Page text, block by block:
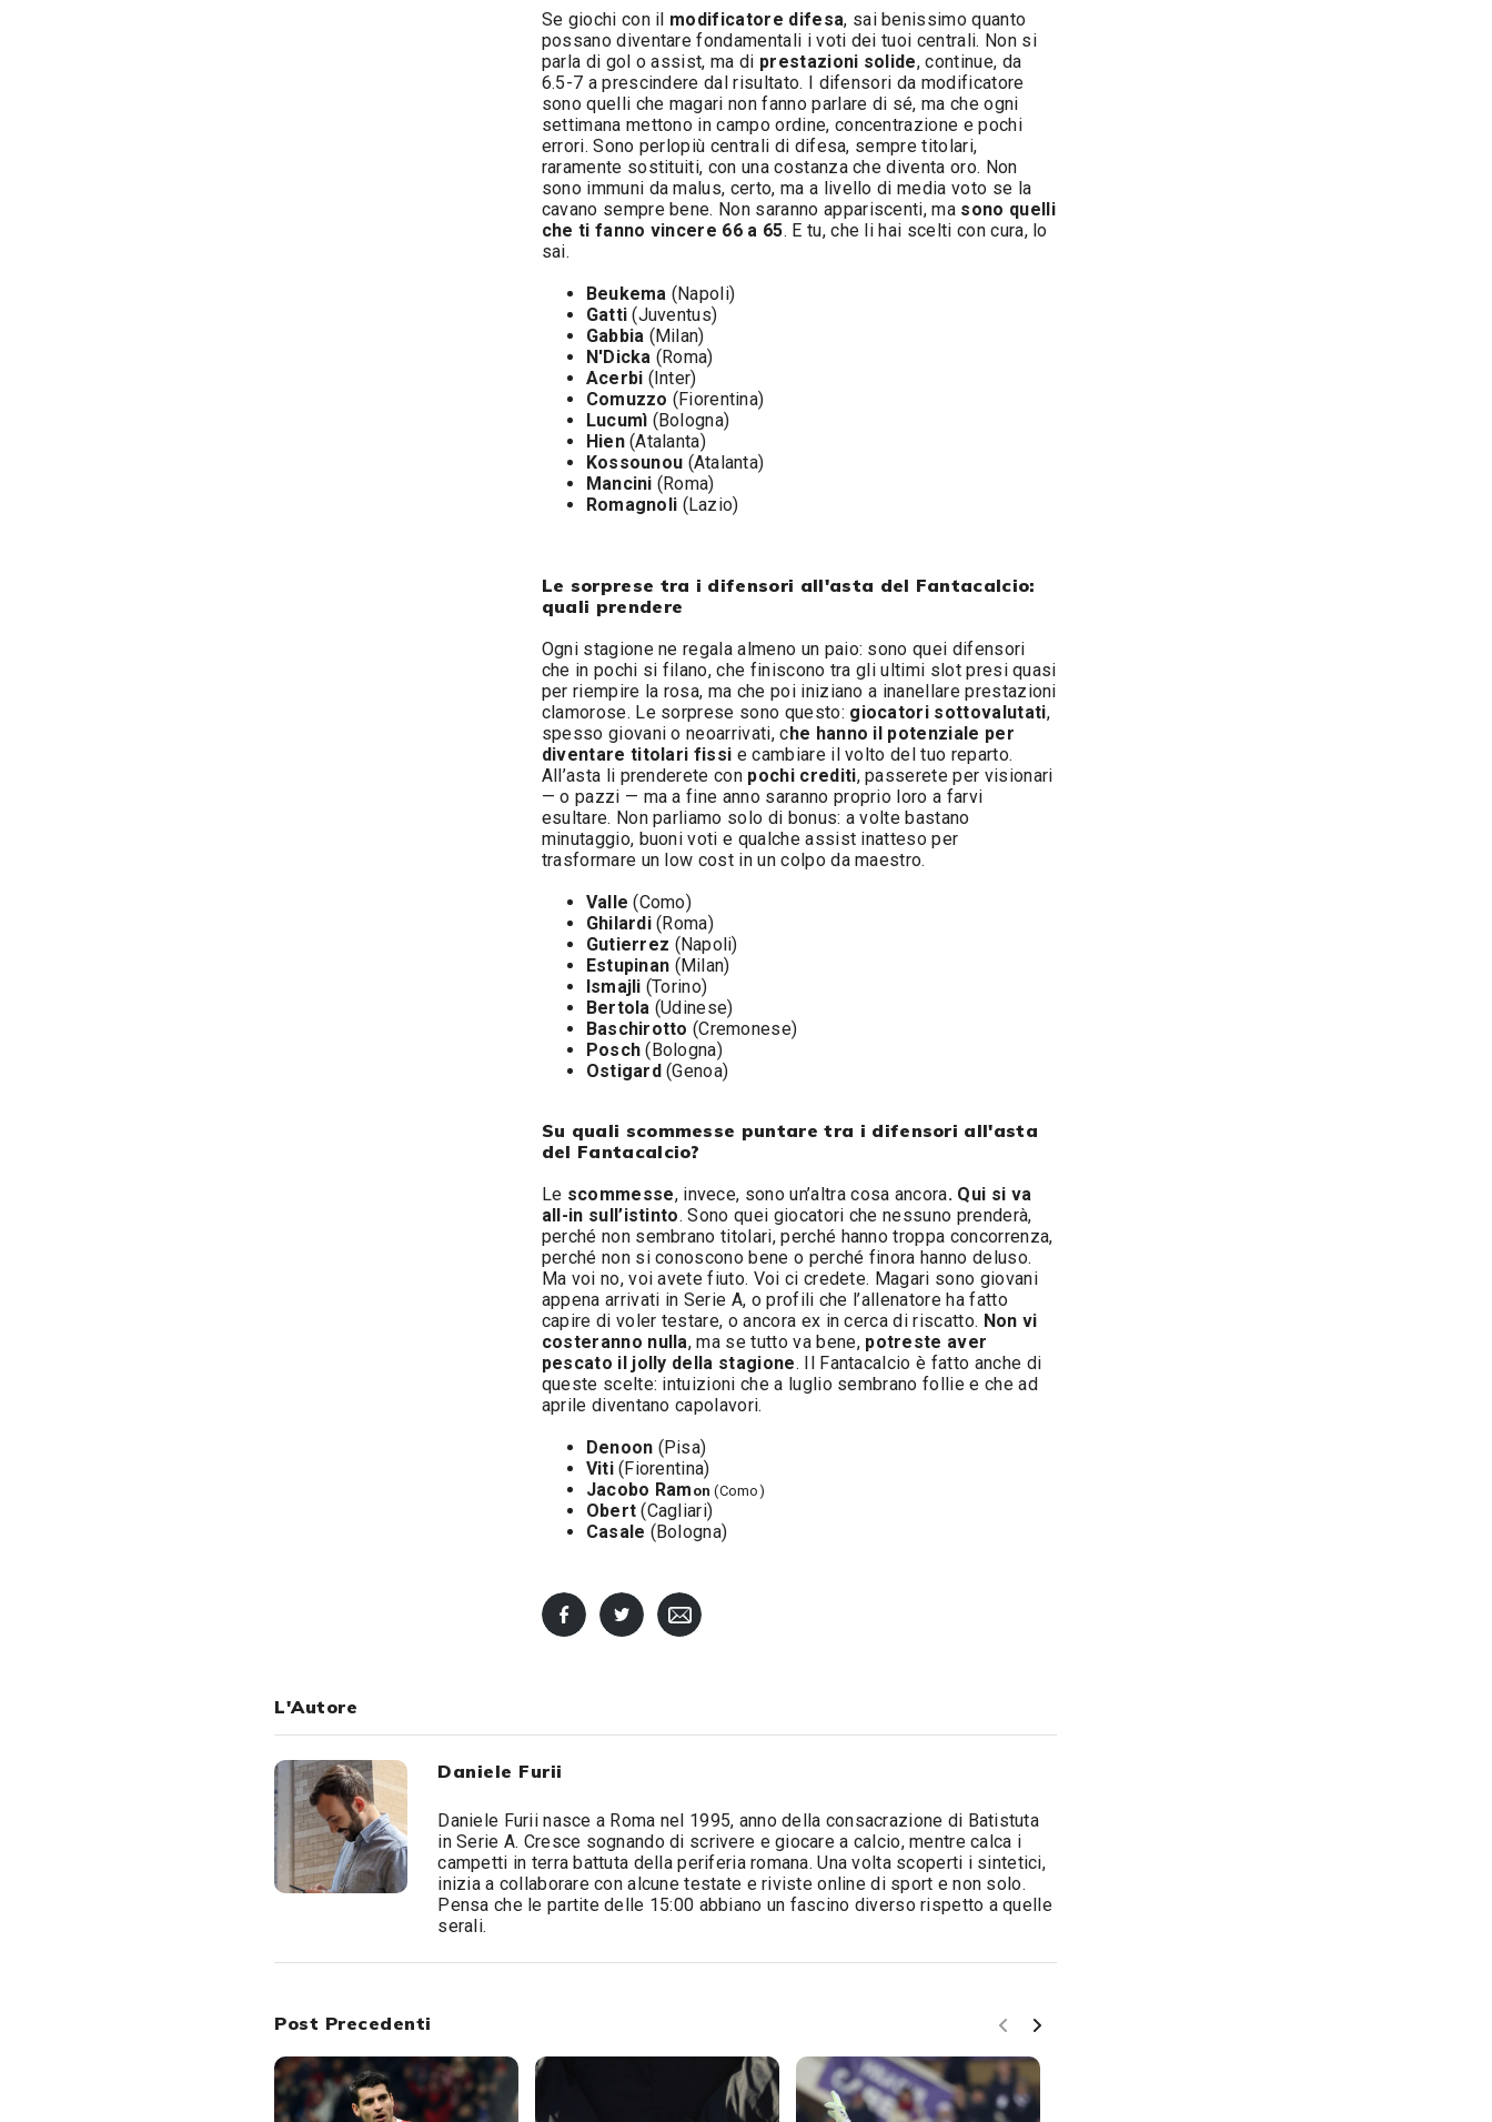
Se giochi con il modificatore difesa, sai benissimo quanto
possano diventare fondamentali i voti dei tuoi centrali. Non si
parla di gol o assist, ma di prestazioni solide, continue, da
6.5-7 a prescindere dal risultato. I difensori da modificatore
sono quelli che magari non fanno parlare di sé, ma che ogni
settimana mettono in campo ordine, concentrazione e pochi
errori. Sono perlopiù centrali di difesa, sempre titolari,
raramente sostituiti, con una costanza che diventa oro. Non
sono immuni da malus, certo, ma a livello di media voto se la
cavano sempre bene. Non saranno appariscenti, ma sono quelli
che ti fanno vincere 66 a 65. E tu, che li hai scelti con cura, lo
sai.
Beukema (Napoli)
Gatti(Juventus)
Gabbia (Milan)
N'Dicka (Roma)
Acerbi (Inter)
Comuzzo (Fiorentina)
Lucumì (Bologna)
Hien(Atalanta)
Kossounou (Atalanta)
Mancini (Roma)
Romagnoli (Lazio)
Le sorprese tra i difensori all'asta del Fantacalcio:
quali prendere
Ogni stagione ne regala almeno un paio: sono quei difensori
che in pochi si filano, che finiscono tra gli ultimi slot presi quasi
per riempire la rosa, ma che poi iniziano a inanellare prestazioni
clamorose. Le sorprese sono questo: giocatori sottovalutati,
spesso giovani o neoarrivati, che hanno il potenziale per
diventare titolari fissi e cambiare il volto del tuo reparto.
All’asta li prenderete con pochi crediti, passerete per visionari
— o pazzi — ma a fine anno saranno proprio loro a farvi
esultare. Non parliamo solo di bonus: a volte bastano
minutaggio, buoni voti e qualche assist inatteso per
trasformare un low cost in un colpo da maestro.
Valle(Como)
Ghilardi(Roma)
Gutierrez (Napoli)
Estupinan (Milan)
Ismajli (Torino)
Bertola (Udinese)
Baschirotto(Cremonese)
Posch(Bologna)
Ostigard(Genoa)
Su quali scommesse puntare tra i difensori all'asta
del Fantacalcio?
Le scommesse, invece, sono un’altra cosa ancora. Qui si va
all-in sull’istinto. Sono quei giocatori che nessuno prenderà,
perché non sembrano titolari, perché hanno troppa concorrenza,
perché non si conoscono bene o perché finora hanno deluso.
Ma voi no, voi avete fiuto. Voi ci credete. Magari sono giovani
appena arrivati in Serie A, o profili che l’allenatore ha fatto
capire di voler testare, o ancora ex in cerca di riscatto. Non vi
costeranno nulla, ma se tutto va bene, potreste aver
pescato il jolly della stagione. Il Fantacalcio è fatto anche di
queste scelte: intuizioni che a luglio sembrano follie e che ad
aprile diventano capolavori.
Denoon (Pisa)
Viti(Fiorentina)
Jacobo Ram on (Como)
Obert(Cagliari)
Casale (Bologna)
L'Autore
Daniele Furii
Daniele Furii nasce a Roma nel 1995, anno della consacrazione di Batistuta
in Serie A. Cresce sognando di scrivere e giocare a calcio, mentre calca i
campetti in terra battuta della periferia romana. Una volta scoperti i sintetici,
inizia a collaborare con alcune testate e riviste online di sport e non solo.
Pensa che le partite delle 15:00 abbiano un fascino diverso rispetto a quelle
serali.
Post Precedenti